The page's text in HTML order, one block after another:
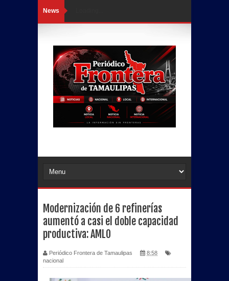
News
Modernización de 6 refinerías
aumentó a casi el doble capacidad
productiva: AMLO
Periódico Frontera de Tamaulipas
8:58
nacional